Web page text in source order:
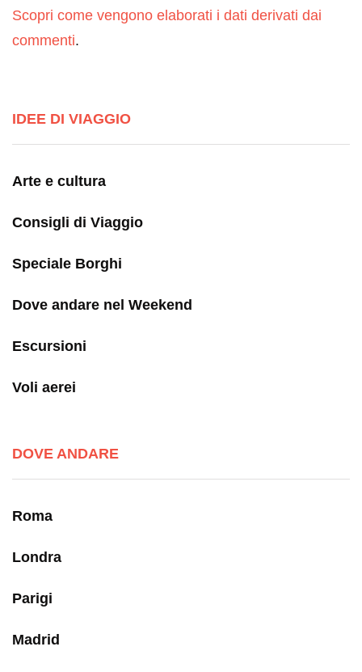
Scopri come vengono elaborati i dati derivati dai
commenti.
IDEE DI VIAGGIO
Arte e cultura
Consigli di Viaggio
Speciale Borghi
Dove andare nel Weekend
Escursioni
Voli aerei
DOVE ANDARE
Roma
Londra
Parigi
Madrid